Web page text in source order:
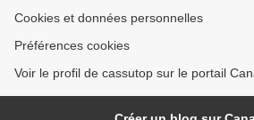
Cookies et données personnelles
Préférences cookies
Voir le profil de cassutop sur le portail